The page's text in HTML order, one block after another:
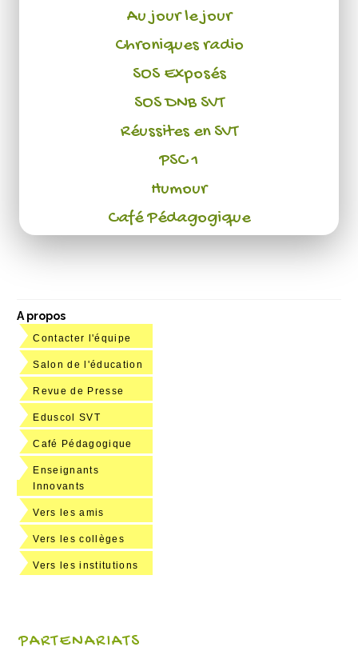
Au jour le jour
Chroniques radio
SOS Exposés
SOS DNB SVT
Réussites en SVT
PSC 1
Humour
Café Pédagogique
A propos
Contacter l'équipe
Salon de l'éducation
Revue de Presse
Eduscol SVT
Café Pédagogique
Enseignants
Innovants
Vers les amis
Vers les collèges
Vers les institutions
PARTENARIATS